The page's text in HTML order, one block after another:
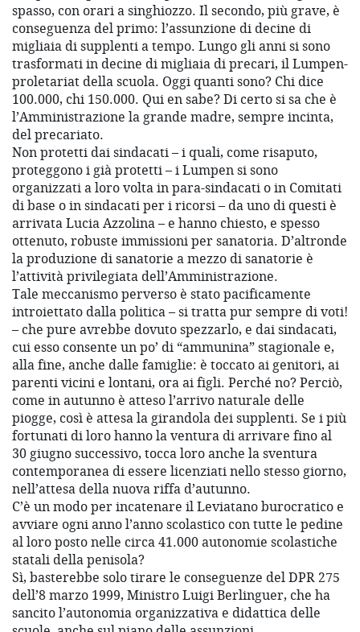
spasso, con orari a singhiozzo. Il secondo, più grave, è
conseguenza del primo: l’assunzione di decine di
migliaia di supplenti a tempo. Lungo gli anni si sono
trasformati in decine di migliaia di precari, il Lumpen-
proletariat della scuola. Oggi quanti sono? Chi dice
100.000, chi 150.000. Qui en sabe? Di certo si sa che è
l’Amministrazione la grande madre, sempre incinta,
del precariato.
Non protetti dai sindacati – i quali, come risaputo,
proteggono i già protetti – i Lumpen si sono
organizzati a loro volta in para-sindacati o in Comitati
di base o in sindacati per i ricorsi – da uno di questi è
arrivata Lucia Azzolina – e hanno chiesto, e spesso
ottenuto, robuste immissioni per sanatoria. D’altronde
la produzione di sanatorie a mezzo di sanatorie è
l’attività privilegiata dell’Amministrazione.
Tale meccanismo perverso è stato pacificamente
introiettato dalla politica – si tratta pur sempre di voti!
– che pure avrebbe dovuto spezzarlo, e dai sindacati,
cui esso consente un po’ di “ammunina” stagionale e,
alla fine, anche dalle famiglie: è toccato ai genitori, ai
parenti vicini e lontani, ora ai figli. Perché no? Perciò,
come in autunno è atteso l’arrivo naturale delle
piogge, così è attesa la girandola dei supplenti. Se i più
fortunati di loro hanno la ventura di arrivare fino al
30 giugno successivo, tocca loro anche la sventura
contemporanea di essere licenziati nello stesso giorno,
nell’attesa della nuova riffa d’autunno.
C’è un modo per incatenare il Leviatano burocratico e
avviare ogni anno l’anno scolastico con tutte le pedine
al loro posto nelle circa 41.000 autonomie scolastiche
statali della penisola?
Sì, basterebbe solo tirare le conseguenze del DPR 275
dell’8 marzo 1999, Ministro Luigi Berlinguer, che ha
sancito l’autonomia organizzativa e didattica delle